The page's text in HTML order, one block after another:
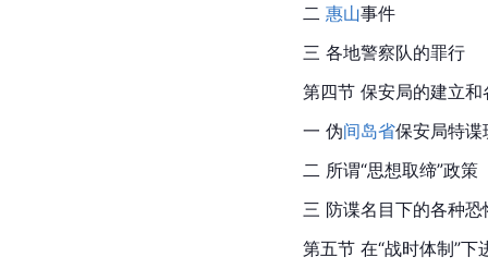
二 惠山事件
三 各地警察队的罪行
第四节 保安局的建立
一 伪间岛省保安局特谍
二 所谓“思想取缔”政策
三 防谍名目下的各种恐
第五节 在“战时体制”下